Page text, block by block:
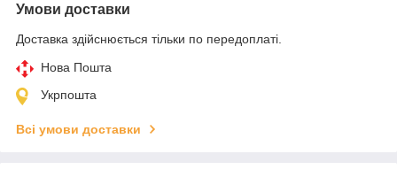
Умови доставки
Доставка здійснюється тільки по передоплаті.
Нова Пошта
Укрпошта
Всі умови доставки